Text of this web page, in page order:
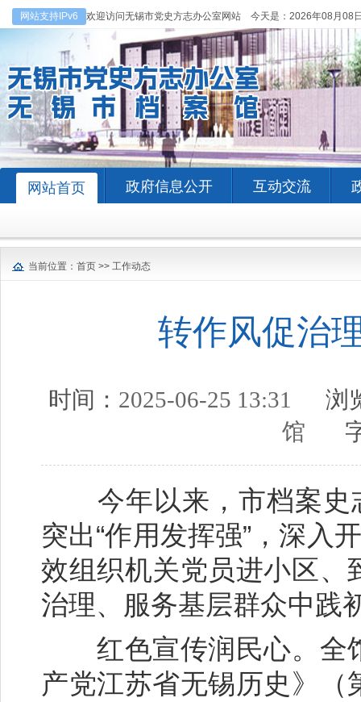
网站支持IPv6 欢迎访问无锡市党史方志办公室网站 今天是： 2026年08月08
网站首页 政府信息公开 互动交流
当前位置： 首页 >> 工作动态
转作风促治
时间： 2025-06-25 13:31
浏
馆
今年以来，市档案史
突出“作用发挥强”，深入
效组织机关党员进小区、
治理、服务基层群众中践
红色宣传润民心。全
产党江苏省无锡历史》